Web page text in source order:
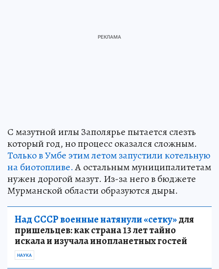
С мазутной иглы Заполярье пытается слезть
который год, но процесс оказался сложным.
Только в Умбе этим летом запустили котельную
на биотопливе.А остальным муниципалитетам
нужен дорогой мазут. Из-за него в бюджете
Мурманской области образуются дыры.
Над СССР военные натянули «сетку»для
пришельцев: как страна 13 лет тайно
искала и изучала инопланетных гостей
НАУКА